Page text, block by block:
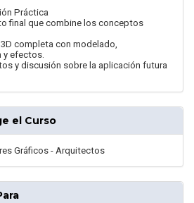
Práctica
final que combine los conceptos
completa con modelado,
y efectos.
y discusión sobre la aplicación futura
el Curso
Gráficos - Arquitectos